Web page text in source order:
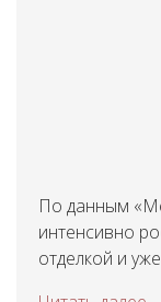
По данным
интенсивно
отделкой и